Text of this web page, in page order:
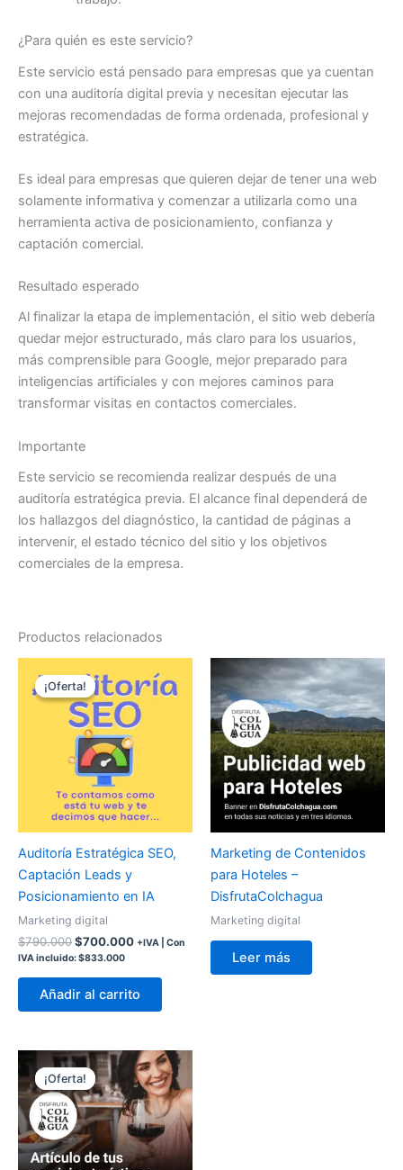
¿Para quién es este servicio?
Este servicio está pensado para empresas que ya cuentan
con una auditoría digital previa y necesitan ejecutar las
mejoras recomendadas de forma ordenada, profesional y
estratégica.
Es ideal para empresas que quieren dejar de tener una web
solamente informativa y comenzar a utilizarla como una
herramienta activa de posicionamiento, confianza y
captación comercial.
Resultado esperado
Al finalizar la etapa de implementación, el sitio web debería
quedar mejor estructurado, más claro para los usuarios,
más comprensible para Google, mejor preparado para
inteligencias artificiales y con mejores caminos para
transformar visitas en contactos comerciales.
Importante
Este servicio se recomienda realizar después de una
auditoría estratégica previa. El alcance final dependerá de
los hallazgos del diagnóstico, la cantidad de páginas a
intervenir, el estado técnico del sitio y los objetivos
comerciales de la empresa.
Productos relacionados
¡Oferta!
¡Oferta!
Auditoría Estratégica SEO,
Captación Leads y
Posicionamiento en IA
Marketing digital
$790.000
precio
original
era:
$790.000.
$700.000
precio
actual
es:
$700.000.
+IVA | Con
IVA incluido:$833.000
Añadir al carrito
Marketing de Contenidos
para Hoteles –
DisfrutaColchagua
Marketing digital
Leer más
¡Oferta!
¡Oferta!
El
precio
original
era:
$19.900.
El
precio
actual
es:
$7.620.